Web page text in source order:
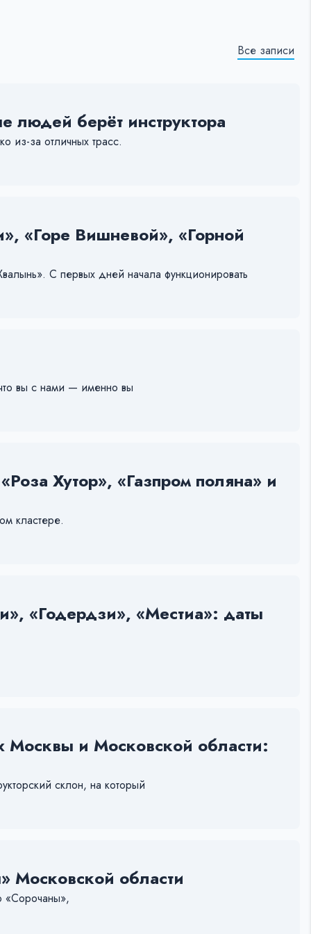
Все записи
берёт инструктора
из-за отличных трасс.
«Горе Вишневой», «Горной
С первых дней начала функционировать
вы с нами — именно вы
Хутор», «Газпром поляна» и
кластере.
«Годердзи», «Местиа»: даты
и Московской области:
склон, на который
Московской области
«Сорочаны»,